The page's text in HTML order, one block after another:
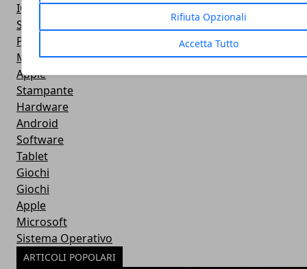
Rifiuta Opzionali
Accetta Tutto
IOS
Smartwatch
Power Bank
Mouse e Tastiera
Apple
Stampante
Hardware
Android
Software
Tablet
Giochi
Giochi
Apple
Microsoft
Sistema Operativo
ARTICOLI POPOLARI